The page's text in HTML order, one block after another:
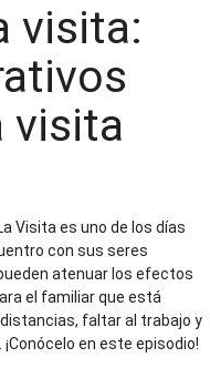
visita:
visita
Visita es uno de los días
con sus seres
atenuar los efectos
el familiar que está
faltar al trabajo y
en este episodio!